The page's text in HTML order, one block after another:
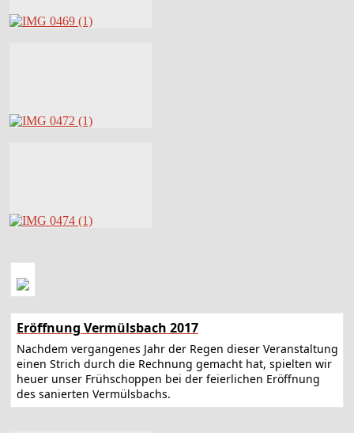
Eröffnung Vermülsbach 2017
Nachdem vergangenes Jahr der Regen dieser Veranstaltung
einen Strich durch die Rechnung gemacht hat, spielten wir
heuer unser Frühschoppen bei der feierlichen Eröffnung
des sanierten Vermülsbachs.